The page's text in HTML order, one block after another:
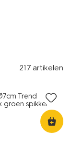
217 artikelen
Trend
groen spikkel